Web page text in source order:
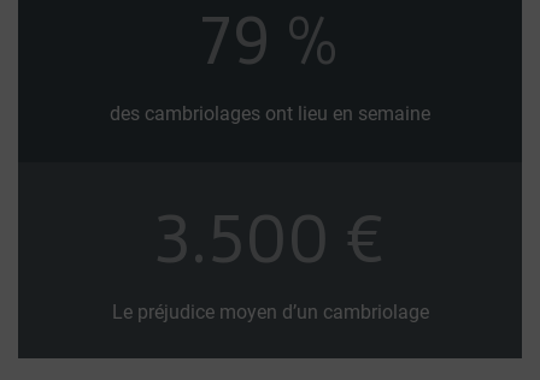
79 %
des cambriolages ont lieu en semaine
3.500 €
Le préjudice moyen d’un cambriolage